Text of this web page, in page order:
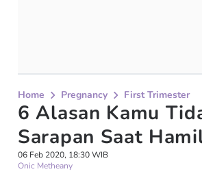
Home Pregnancy First Trimester
6 Alasan Kamu
Sarapan Saat
06 Feb 2020, 18:30 WIB
Onic Metheany